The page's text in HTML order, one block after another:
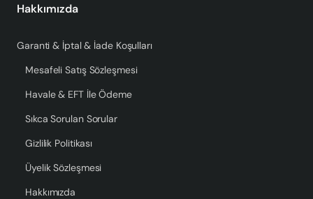
Hakkımızda
Garanti & İptal & İade Koşulları
Mesafeli Satış Sözleşmesi
Havale & EFT İle Ödeme
Sıkca Sorulan Sorular
Gizlilik Politikası
Üyelik Sözleşmesi
Hakkımızda